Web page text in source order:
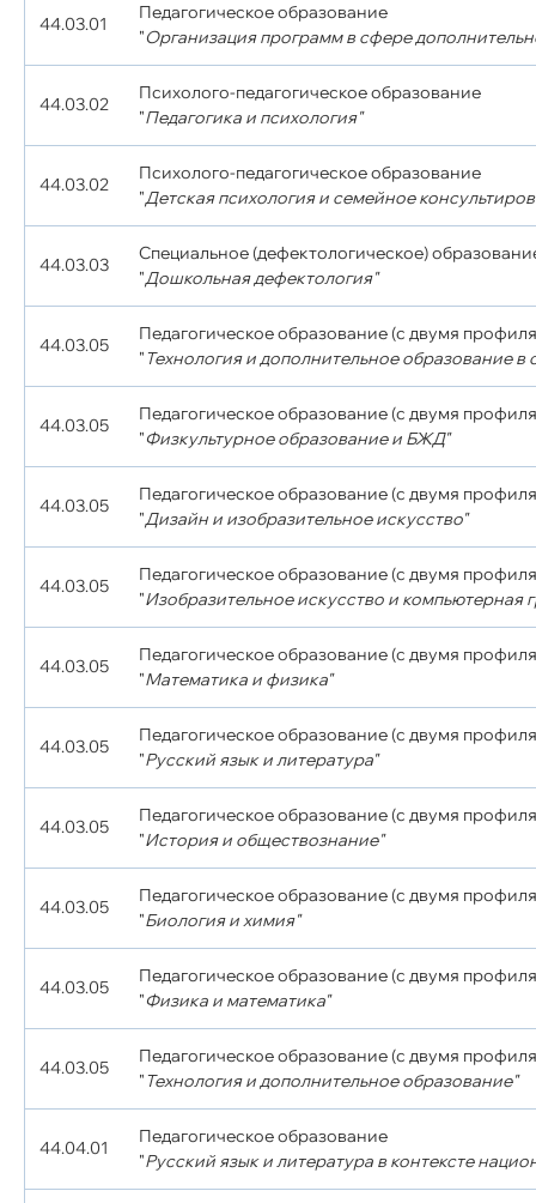
44.03.01
Педагогическое образование
"Организация программ в сфере
44.03.02
Психолого-педагогическое образование
"Педагогика и психология"
44.03.02
Психолого-педагогическое образование
"Детская психология и семейное
44.03.03
Специальное (дефектологическое)
"Дошкольная дефектология"
44.03.05
Педагогическое образование (с двумя
"Технология и дополнительное образование в
44.03.05
Педагогическое образование (с двумя
"Физкультурное образование и БЖД"
44.03.05
Педагогическое образование (с двумя
"Дизайн и изобразительное искусство"
44.03.05
Педагогическое образование (с двумя
"Изобразительное искусство и компьютерная
44.03.05
Педагогическое образование (с двумя
"Математика и физика"
44.03.05
Педагогическое образование (с двумя
"Русский язык и литература"
44.03.05
Педагогическое образование (с двумя
"История и обществознание"
44.03.05
Педагогическое образование (с двумя
"Биология и химия"
44.03.05
Педагогическое образование (с двумя
"Физика и математика"
44.03.05
Педагогическое образование (с двумя
"Технология и дополнительное образование"
44.04.01
Педагогическое образование
"Русский язык и литература в контексте